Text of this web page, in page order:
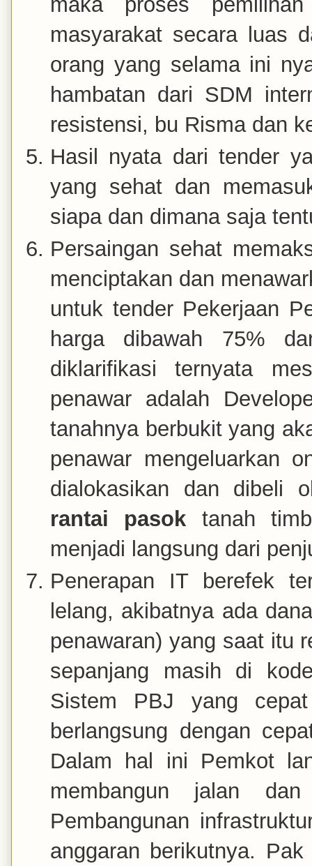
masyarakat secara luas
orang yang selama ini
hambatan dari SDM
resistensi, bu Risma dan
Hasil nyata dari tender
yang sehat dan
siapa dan dimana saja
Persaingan sehat
menciptakan dan
untuk tender Pekerjaan
harga dibawah 75%
diklarifikasi ternyata
penawar adalah
tanahnya berbukit yang
penawar mengeluarkan
dialokasikan dan dibeli
rantai pasok tanah
menjadi langsung dari
Penerapan IT berefek
lelang, akibatnya ada
penawaran) yang saat itu
sepanjang masih di
Sistem PBJ yang
berlangsung dengan
Dalam hal ini Pemkot
membangun jalan
Pembangunan
anggaran berikutnya.